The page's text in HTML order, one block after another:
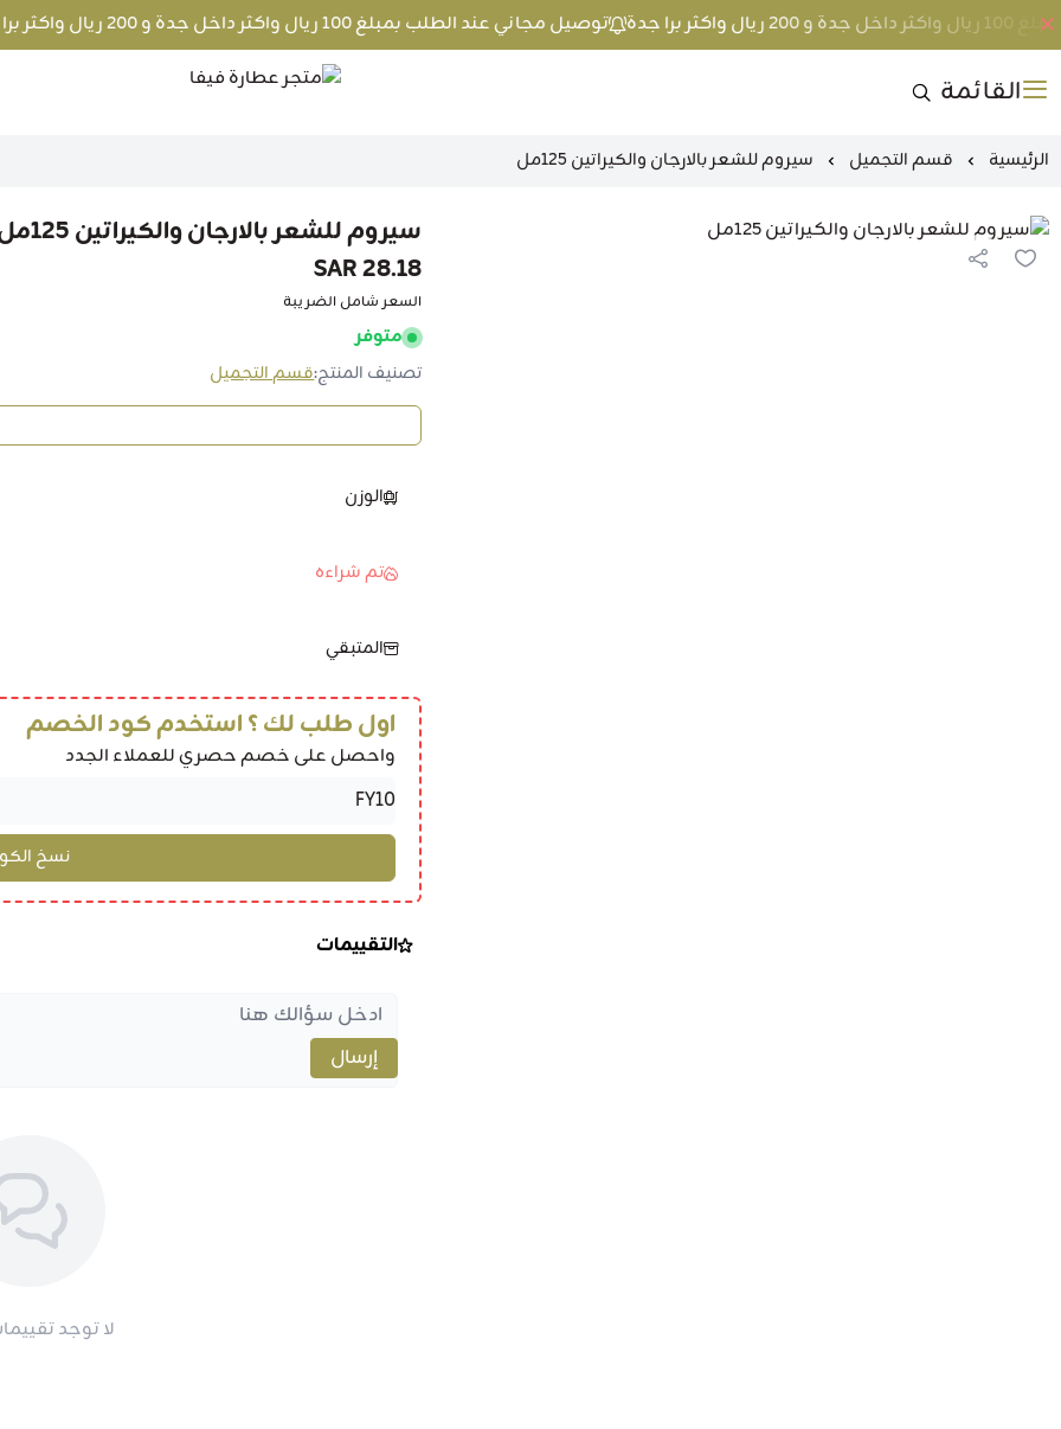
جدة توصيل مجاني عند الطلب بمبلغ 100 ريال واكثر داخل جدة و 200 ريال واكثر برا جدة
القائمة
الرئيسية قسم التجميل سيروم للشعر بالارجان والكيراتين 125مل
سيروم للشعر بالارجان والكيراتين 125مل
28.18 SAR
السعر شامل الضريبة
متوفر
تصنيف المنتج:قسم التجميل
الوزن
تم شراءه
المتبقي
اول طلب لك ؟ استخدم كود الخصم
واحصل على خصم حصري للعملاء الجدد
التقييمات
إرسال
لا توجد